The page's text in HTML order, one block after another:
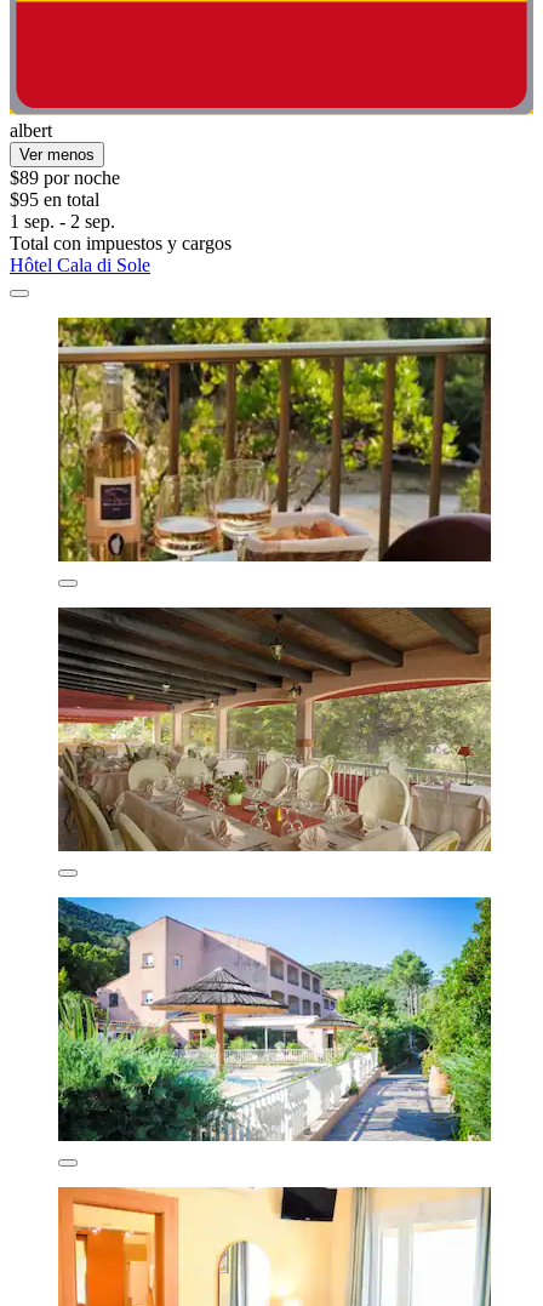
albert
Ver menos
$89 por noche
$95 en total
1 sep. - 2 sep.
Total con impuestos y cargos
Hôtel Cala di Sole